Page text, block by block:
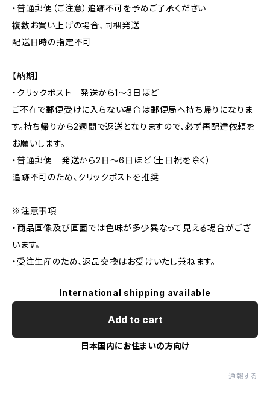
・普通郵便（ご注意）追跡不可を予めご了承ください
複数お買い上げの場合、同梱発送
配送日時の指定不可
【納期】
・クリックポスト 発送から1〜3日ほど
ご不在で郵便受けに入らない場合は郵便局へ持ち帰りになりま
す。持ち帰りから2週間で返送となりますので、必ず再配達依頼を
お願いします。
・普通郵便 発送から2日〜6日ほど（土日祝を除く）
追跡不可のため、クリックポストを推奨
※注意事項
・商品画像及び画面では色味が多少異なって見える場合がござ
います。
・受注生産のため、返品交換はお受けいたし兼ねます。
International shipping available
Add to cart
日本国内にお住まいの方向け
通報する